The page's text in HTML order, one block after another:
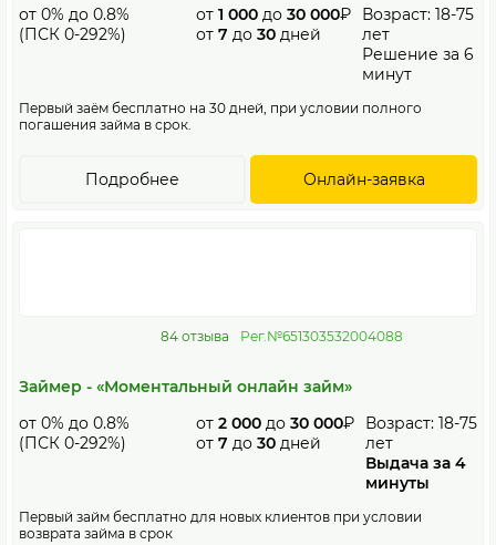
от 0% до 0.8%
(ПСК 0-292%)
от 1 000 до 30 000₽
от 7 до 30 дней
Возраст: 18-75
лет
Решение за 6
минут
Первый заём бесплатно на 30 дней, при условии полного
погашения займа в срок.
Онлайн-заявка
Подробнее
84 отзыва Рег.№651303532004088
Займер - «Моментальный онлайн займ»
от 0% до 0.8%
(ПСК 0-292%)
от 2 000 до 30 000₽
от 7 до 30 дней
Возраст: 18-75
лет
Выдача за 4
минуты
Первый займ бесплатно для новых клиентов при условии
возврата займа в срок